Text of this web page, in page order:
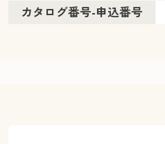
カタログ番号-申込番号